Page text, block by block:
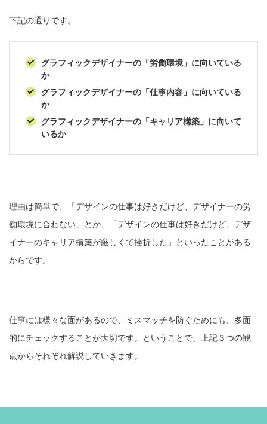
下記の通りです。
グラフィックデザイナーの「労働環境」に向いている
か
グラフィックデザイナーの「仕事内容」に向いている
か
グラフィックデザイナーの「キャリア構築」に向いて
いるか
理由は簡単で、「デザインの仕事は好きだけど、デザイナーの労
働環境に合わない」とか、「デザインの仕事は好きだけど、デザ
イナーのキャリア構築が厳しくて挫折した」といったことがある
からです。
仕事には様々な面があるので、ミスマッチを防ぐためにも、多面
的にチェックすることが大切です。ということで、上記３つの観
点からそれぞれ解説していきます。